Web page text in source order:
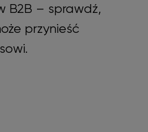
B2B – sprawdź,
przynieść